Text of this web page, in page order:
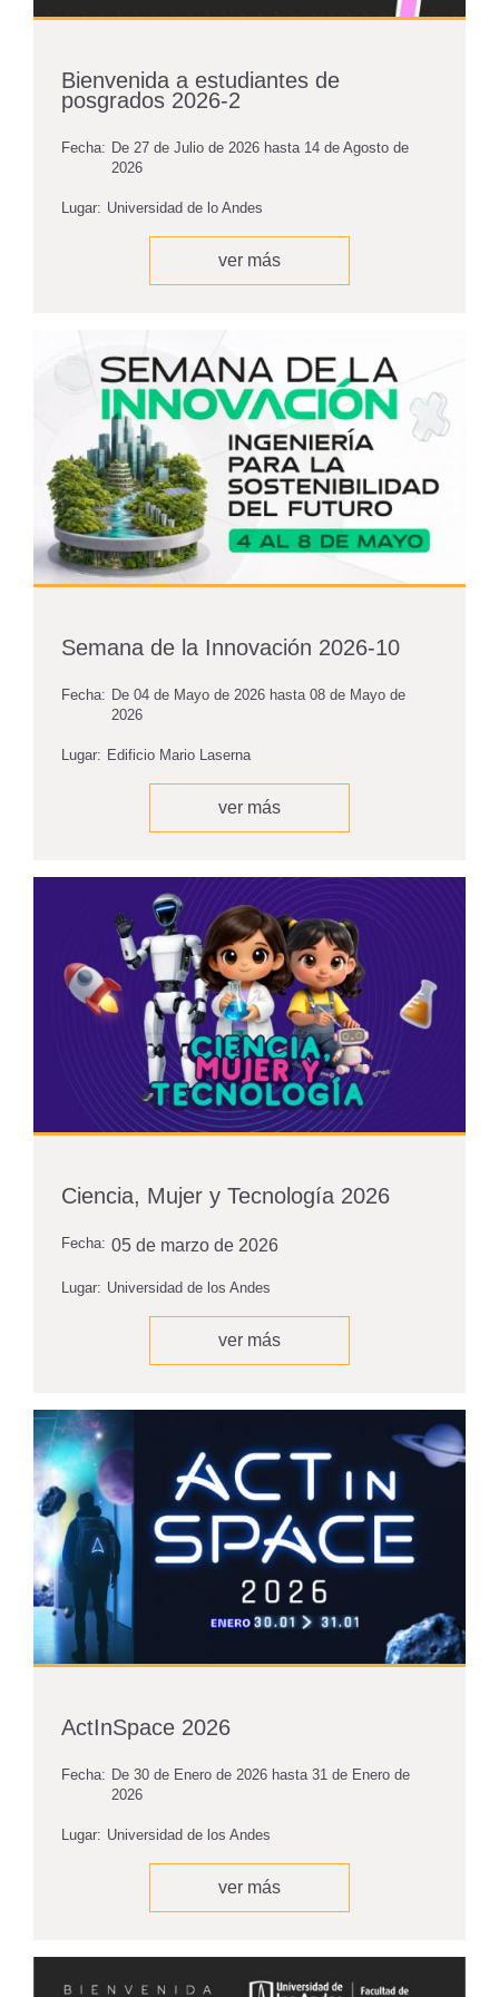
Bienvenida a estudiantes de
posgrados 2026-2
Fecha: De 27 de Julio de 2026 hasta 14 de Agosto de
2026
Lugar: Universidad de lo Andes
ver más
Semana de la Innovación 2026-10
Fecha: De 04 de Mayo de 2026 hasta 08 de Mayo de
2026
Lugar: Edificio Mario Laserna
ver más
Ciencia, Mujer y Tecnología 2026
Fecha: 05 de marzo de 2026
Lugar: Universidad de los Andes
ver más
ActInSpace 2026
Fecha: De 30 de Enero de 2026 hasta 31 de Enero de
2026
Lugar: Universidad de los Andes
ver más